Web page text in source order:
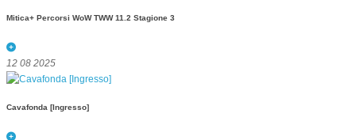
Mitica+ Percorsi WoW TWW 11.2 Stagione 3
12 08 2025
Cavafonda [Ingresso]